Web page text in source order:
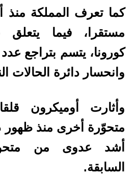
كما تعرف المملكة منذ
مستقرا، فيما يتعلق
كورونا، يتسم بتراجع عدد
وانحسار دائرة الحالات
وأثارت أوميكرون
متحوّرة أخرى منذ ظهور
السابقة.